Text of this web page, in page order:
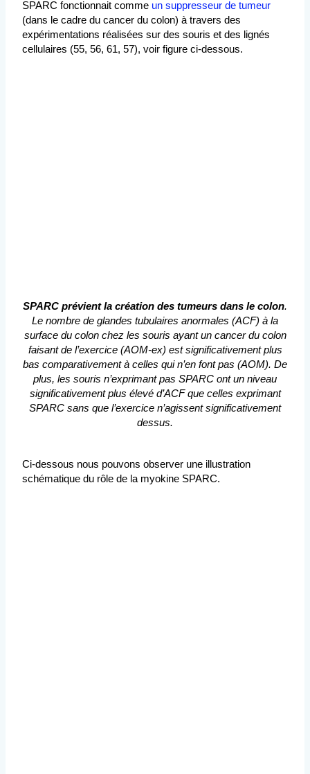
SPARC fonctionnait comme un suppresseur de tumeur
(dans le cadre du cancer du colon) à travers des
expérimentations réalisées sur des souris et des lignés
cellulaires (55, 56, 61, 57), voir figure ci-dessous.
SPARC prévient la création des tumeurs dans le colon.
Le nombre de glandes tubulaires anormales (ACF) à la
surface du colon chez les souris ayant un cancer du colon
faisant de l’exercice (AOM-ex) est significativement plus
bas comparativement à celles qui n’en font pas (AOM). De
plus, les souris n’exprimant pas SPARC ont un niveau
significativement plus élevé d’ACF que celles exprimant
SPARC sans que l’exercice n’agissent significativement
dessus.
Ci-dessous nous pouvons observer une illustration
schématique du rôle de la myokine SPARC.